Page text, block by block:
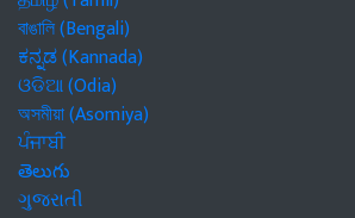
বাঙালি (Bengali)
ಕನ್ನಡ (Kannada)
ଓଡିଆ (Odia)
অসমীয়া (Asomiya)
ਪੰਜਾਬੀ
తెలుగు
ગુજરાતી